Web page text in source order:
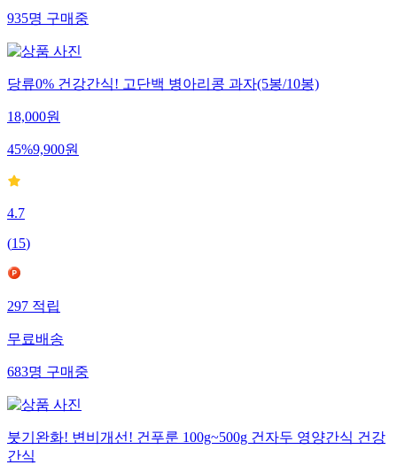
935명 구매중
당류0% 건강간식! 고단백 병아리콩 과자(5봉/10봉)
18,000원
45%9,900원
4.7
(15)
297 적립
무료배송
683명 구매중
붓기완화! 변비개선! 건푸룬 100g~500g 건자두 영양간식 건강
간식